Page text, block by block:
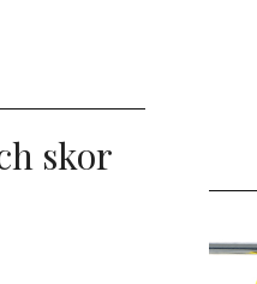
skor